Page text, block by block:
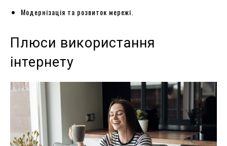
Модернізація та розвиток мережі.
Плюси використання
інтернету